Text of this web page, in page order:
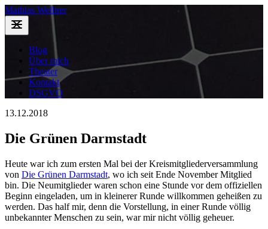
Mathias Wellner
Blog
Über mich
Theater
Kontakt
DSGVO
13.12.2018
Die Grünen Darmstadt
Heute war ich zum ersten Mal bei der Kreismitgliederversammlung
von Die Grünen Darmstadt, wo ich seit Ende November Mitglied
bin. Die Neumitglieder waren schon eine Stunde vor dem offiziellen
Beginn eingeladen, um in kleinerer Runde willkommen geheißen zu
werden. Das half mir, denn die Vorstellung, in einer Runde völlig
unbekannter Menschen zu sein, war mir nicht völlig geheuer.